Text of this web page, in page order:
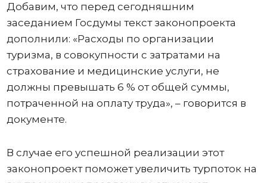
Добавим, что перед сегодняшним
заседанием Госдумы текст законопроекта
дополнили: «Расходы по организации
туризма, в совокупности с затратами на
страхование и медицинские услуги, не
должны превышать 6 % от общей суммы,
потраченной на оплату труда», – говорится в
документе.
В случае его успешной реализации этот
законопроект поможет увеличить турпоток на